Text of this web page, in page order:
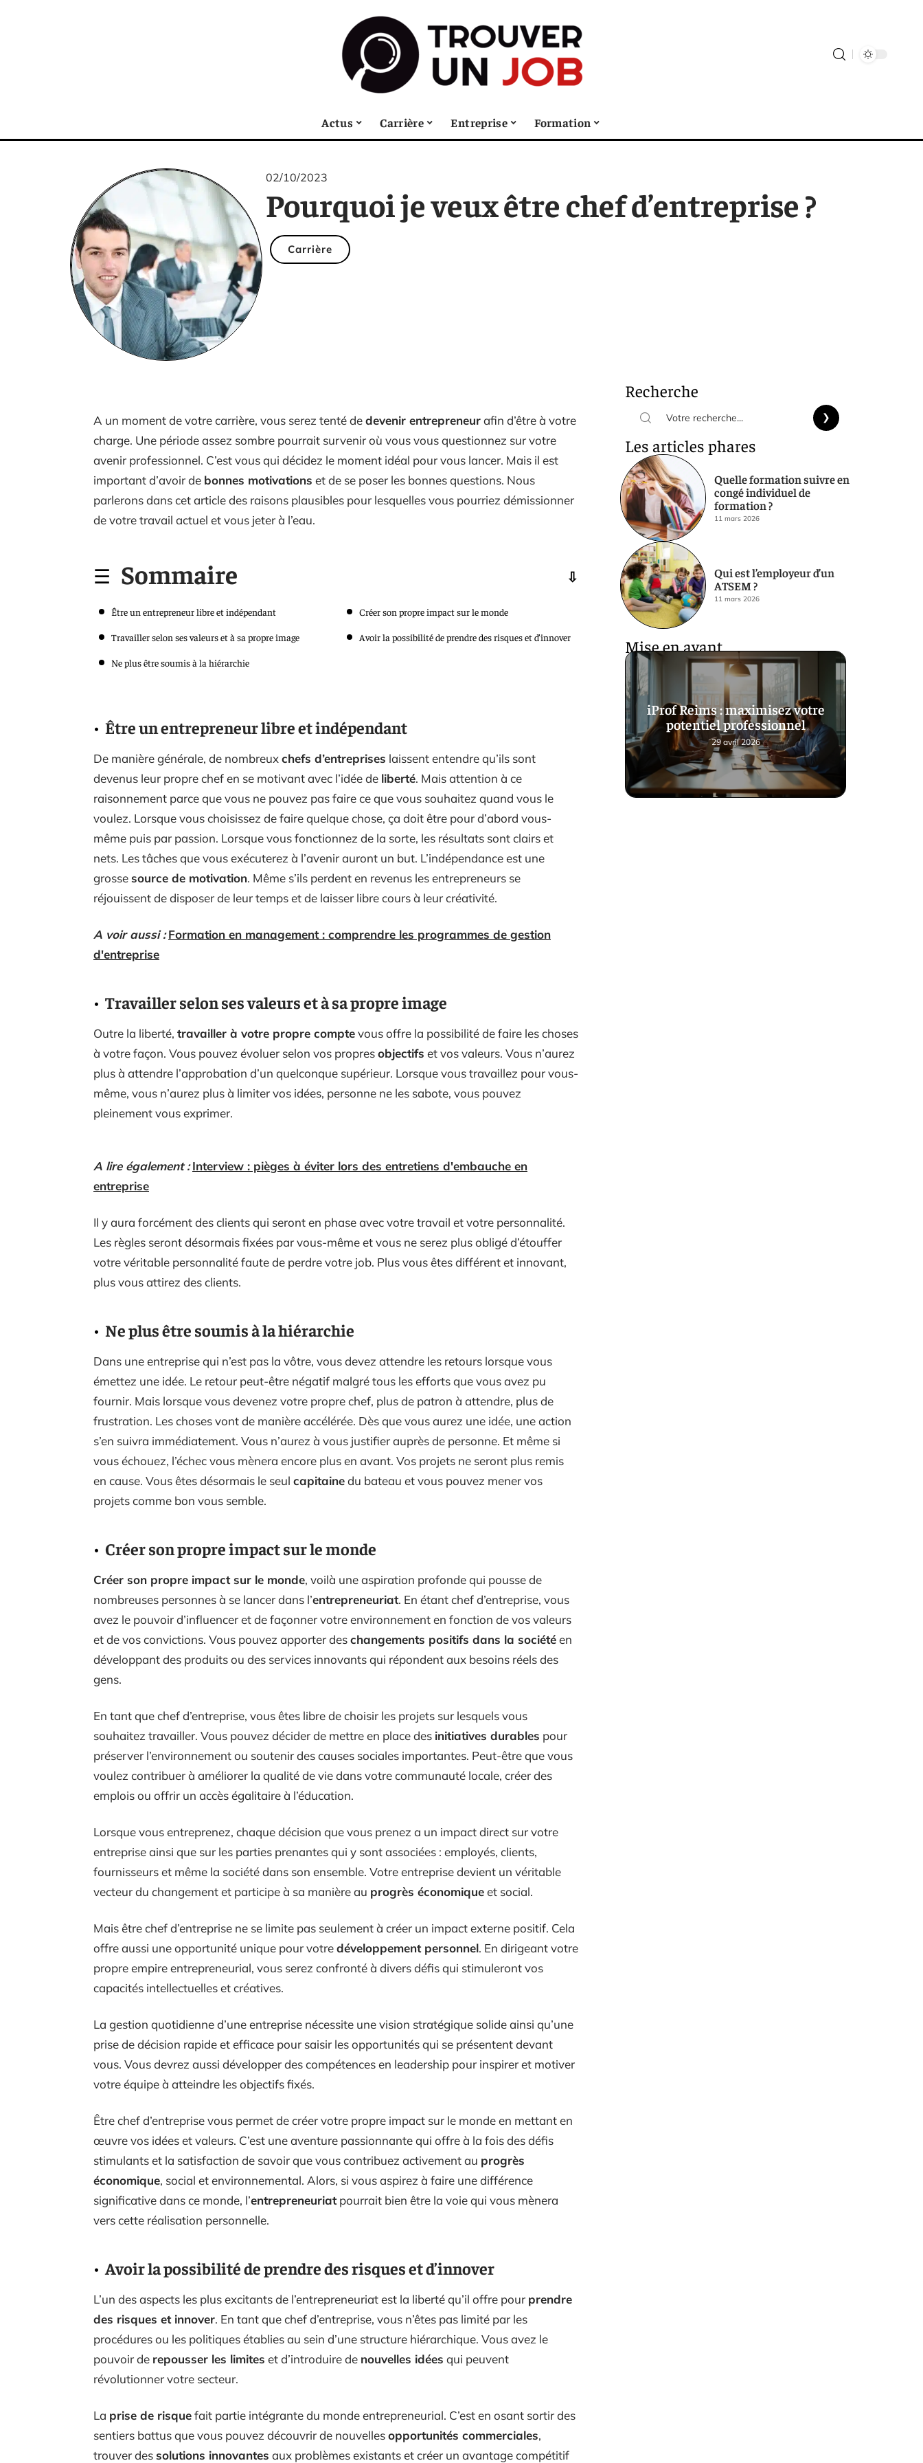
Actus Carrière Entreprise Formation
02/10/2023
Pourquoi je veux être chef d’entreprise ?
Carrière
A un moment de votre carrière, vous serez tenté dedevenir entrepreneurafin d’être à votre
charge. Une période assez sombre pourrait survenir où vous vous questionnez sur votre
avenir professionnel. C’est vous qui décidez le moment idéal pour vous lancer. Mais il est
important d’avoir de bonnes motivations et de se poser les bonnes questions. Nous
parlerons dans cet article des raisons plausibles pour lesquelles vous pourriez démissionner
de votre travail actuel et vous jeter à l’eau.
Sommaire
Être un entrepreneur libre et indépendant
Travailler selon ses valeurs et à sa propre image
Ne plus être soumis à la hiérarchie
Créer son propre impact sur le monde
Avoir la possibilité de prendre des risques et d’innover
Être un entrepreneur libre et indépendant
De manière générale, de nombreuxchefs d’entreprises laissent entendre qu’ils sont
devenus leur propre chef en se motivant avec l’idée de liberté. Mais attention à ce
raisonnement parce que vous ne pouvez pas faire ce que vous souhaitez quand vous le
voulez. Lorsque vous choisissez de faire quelque chose, ça doit être pour d’abord vous-
même puis par passion. Lorsque vous fonctionnez de la sorte, les résultats sont clairs et
nets. Les tâches que vous exécuterez à l’avenir auront un but. L’indépendance est une
grossesource de motivation. Même s’ils perdent en revenus les entrepreneurs se
réjouissent de disposer de leur temps et de laisser libre cours à leur créativité.
A voir aussi : Formation en management : comprendre les programmes de gestion
d'entreprise
Travailler selon ses valeurs et à sa propre image
Outre la liberté, travailler à votre propre comptevous offre la possibilité de faire les choses
à votre façon. Vous pouvez évoluer selon vos propresobjectifs et vos valeurs. Vous n’aurez
plus à attendre l’approbation d’un quelconque supérieur. Lorsque vous travaillez pour vous-
même, vous n’aurez plus à limiter vos idées, personne ne les sabote, vous pouvez
pleinement vous exprimer.
A lire également : Interview : pièges à éviter lors des entretiens d'embauche en
entreprise
Il y aura forcément des clients qui seront en phase avec votre travail et votre personnalité.
Les règles seront désormais fixées par vous-même et vous ne serez plus obligé d’étouffer
votre véritable personnalité faute de perdre votre job. Plus vous êtes différent et innovant,
plus vous attirez des clients.
Ne plus être soumis à la hiérarchie
Dans une entreprise qui n’est pas la vôtre, vous devez attendre les retours lorsque vous
émettez une idée. Le retour peut-être négatif malgré tous les efforts que vous avez pu
fournir. Mais lorsque vous devenez votre propre chef, plus de patron à attendre, plus de
frustration. Les choses vont de manière accélérée. Dès que vous aurez une idée, une action
s’en suivra immédiatement. Vous n’aurez à vous justifier auprès de personne. Et même si
vous échouez, l’échec vous mènera encore plus en avant. Vos projets ne seront plus remis
en cause. Vous êtes désormais le seul capitainedu bateau et vous pouvez mener vos
projets comme bon vous semble.
Créer son propre impact sur le monde
Créer son propre impact sur le monde, voilà une aspiration profonde qui pousse de
nombreuses personnes à se lancer dans l’entrepreneuriat. En étant chef d’entreprise, vous
avez le pouvoir d’influencer et de façonner votre environnement en fonction de vos valeurs
et de vos convictions. Vous pouvez apporter deschangements positifs dans la sociétéen
développant des produits ou des services innovants qui répondent aux besoins réels des
gens.
En tant que chef d’entreprise, vous êtes libre de choisir les projets sur lesquels vous
souhaitez travailler. Vous pouvez décider de mettre en place des initiatives durables pour
préserver l’environnement ou soutenir des causes sociales importantes. Peut-être que vous
voulez contribuer à améliorer la qualité de vie dans votre communauté locale, créer des
emplois ou offrir un accès égalitaire à l’éducation.
Lorsque vous entreprenez, chaque décision que vous prenez a un impact direct sur votre
entreprise ainsi que sur les parties prenantes qui y sont associées : employés, clients,
fournisseurs et même la société dans son ensemble. Votre entreprise devient un véritable
vecteur du changement et participe à sa manière au progrès économiqueet social.
Mais être chef d’entreprise ne se limite pas seulement à créer un impact externe positif. Cela
offre aussi une opportunité unique pour votredéveloppement personnel. En dirigeant votre
propre empire entrepreneurial, vous serez confronté à divers défis qui stimuleront vos
capacités intellectuelles et créatives.
La gestion quotidienne d’une entreprise nécessite une vision stratégique solide ainsi qu’une
prise de décision rapide et efficace pour saisir les opportunités qui se présentent devant
vous. Vous devrez aussi développer des compétences en leadership pour inspirer et motiver
votre équipe à atteindre les objectifs fixés.
Être chef d’entreprise vous permet de créer votre propre impact sur le monde en mettant en
œuvre vos idées et valeurs. C’est une aventure passionnante qui offre à la fois des défis
stimulants et la satisfaction de savoir que vous contribuez activement au progrès
économique, social et environnemental. Alors, si vous aspirez à faire une différence
significative dans ce monde, l’entrepreneuriatpourrait bien être la voie qui vous mènera
vers cette réalisation personnelle.
Avoir la possibilité de prendre des risques et d’innover
L’un des aspects les plus excitants de l’entrepreneuriat est la liberté qu’il offre pour prendre
des risques et innover. En tant que chef d’entreprise, vous n’êtes pas limité par les
procédures ou les politiques établies au sein d’une structure hiérarchique. Vous avez le
pouvoir de repousser les limites et d’introduire de nouvelles idées qui peuvent
révolutionner votre secteur.
La prise de risquefait partie intégrante du monde entrepreneurial. C’est en osant sortir des
sentiers battus que vous pouvez découvrir de nouvellesopportunités commerciales,
trouver dessolutions innovantes aux problèmes existants et créer un avantage compétitif
Recherche
Les articles phares
Quelle formation suivre en
congé individuel de
formation ?
11 mars 2026
Qui est l’employeur d’un
ATSEM ?
11 mars 2026
Mise en avant
iProf Reims : maximisez votre
potentiel professionnel
29 avril 2026